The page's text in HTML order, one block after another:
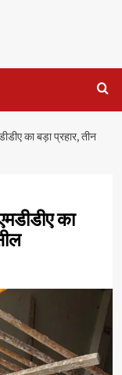
का बड़ा प्रहार, तीन
का